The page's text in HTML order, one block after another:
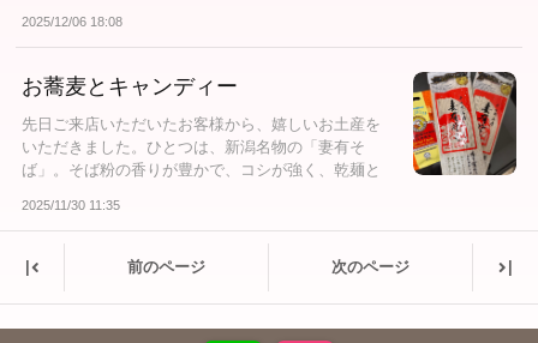
2025/12/06 18:08
お蕎麦とキャンディー
先日ご来店いただいたお客様から、嬉しいお土産を
いただきました。ひとつは、新潟名物の「妻有そ
ば」。そば粉の香りが豊かで、コシが強く、乾麺と
2025/11/30 11:35
| 前のページ 次のページ |